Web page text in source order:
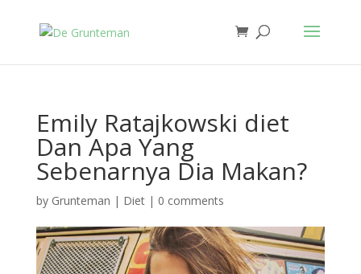
Emily Ratajkowski diet
Dan Apa Yang
Sebenarnya Dia Makan?
by Grunteman | Diet| 0 comments